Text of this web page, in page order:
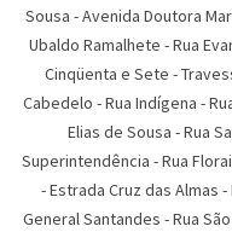
Sousa -Avenida Doutora
Ubaldo Ramalhete -Rua
Cinqüenta e Sete -
Cabedelo -Rua Indígena -
Elias de Sousa -Rua
Superintendência -Rua Florai
-Estrada Cruz das Almas -
General Santandes -Rua